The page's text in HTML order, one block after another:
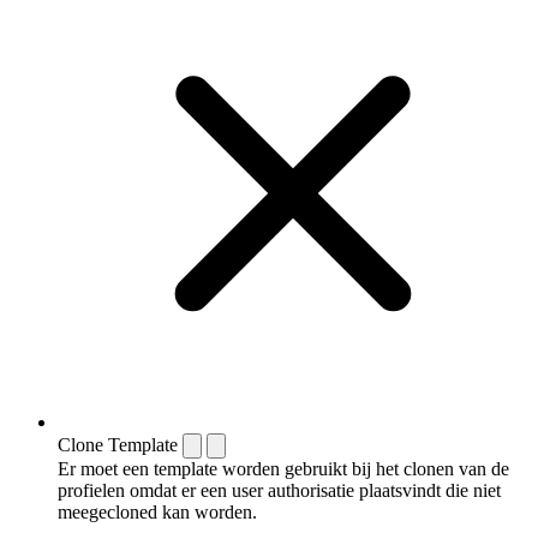
Clone Template
Er moet een template worden gebruikt bij het clonen van de
profielen omdat er een user authorisatie plaatsvindt die niet
meegecloned kan worden.